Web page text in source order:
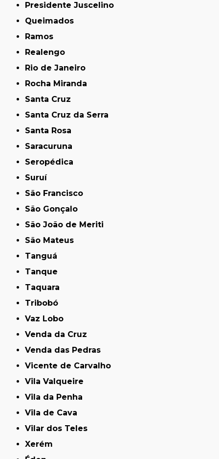
Presidente Juscelino
Queimados
Ramos
Realengo
Rio de Janeiro
Rocha Miranda
Santa Cruz
Santa Cruz da Serra
Santa Rosa
Saracuruna
Seropédica
Suruí
São Francisco
São Gonçalo
São João de Meriti
São Mateus
Tanguá
Tanque
Taquara
Tribobó
Vaz Lobo
Venda da Cruz
Venda das Pedras
Vicente de Carvalho
Vila Valqueire
Vila da Penha
Vila de Cava
Vilar dos Teles
Xerém